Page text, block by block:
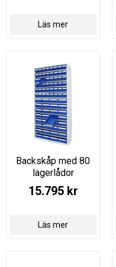
Läs mer
Backskåp med 80
lagerlådor
15.795 kr
Läs mer